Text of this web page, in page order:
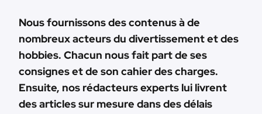
Nous fournissons des contenus à de
nombreux acteurs du divertissement et des
hobbies. Chacun nous fait part de ses
consignes et de son cahier des charges.
Ensuite, nos rédacteurs experts lui livrent
des articles sur mesure dans des délais